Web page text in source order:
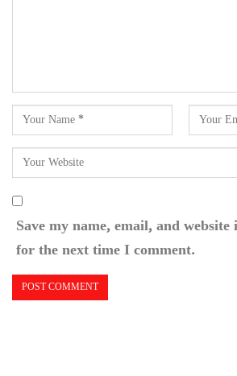
Save my name, email, and
for the next time I comment.